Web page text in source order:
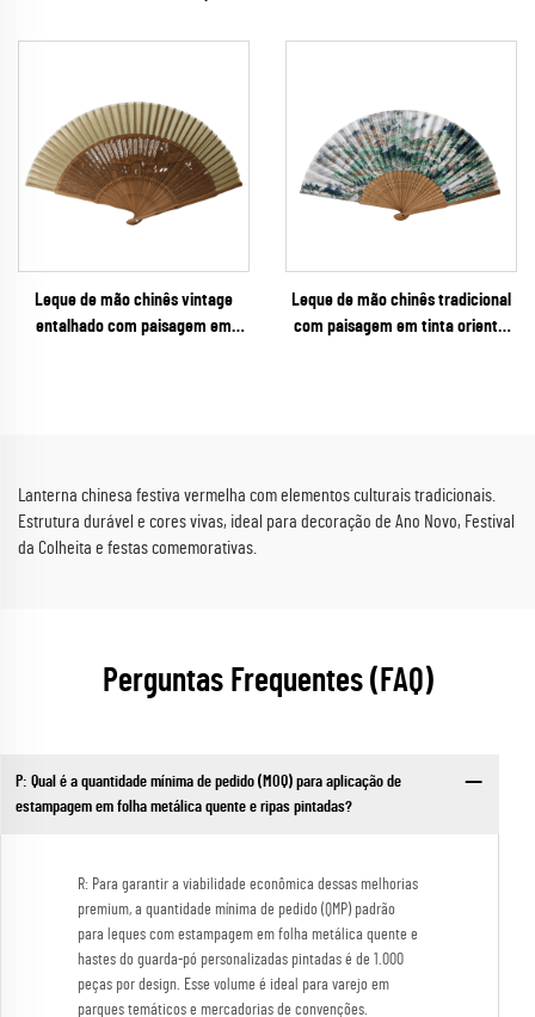
Estampas para Festivais de
Clássica Pendurada em Sanfona
Leque de mão chinês vintage
entalhado com paisagem em
Leque de mão chinês tradicional
com paisagem em tinta oriental
Lanterna chinesa festiva vermelha com elementos culturais tradicionais.
Estrutura durável e cores vivas, ideal para decoração de Ano Novo, Festival
da Colheita e festas comemorativas.
Perguntas Frequentes (FAQ)
P: Qual é a quantidade mínima de pedido (MOQ) para aplicação de
estampagem em folha metálica quente e ripas pintadas?
R: Para garantir a viabilidade econômica dessas melhorias
premium, a quantidade mínima de pedido (QMP) padrão
para leques com estampagem em folha metálica quente e
hastes do guarda-pó personalizadas pintadas é de 1.000
peças por design. Esse volume é ideal para varejo em
parques temáticos e mercadorias de convenções.